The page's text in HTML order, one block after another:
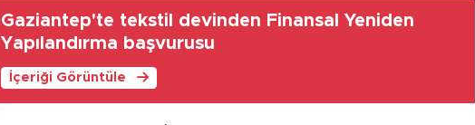
Gaziantep'te tekstil devinden Finansal Yeniden
Yapılandırma başvurusu
İçeriği Görüntüle